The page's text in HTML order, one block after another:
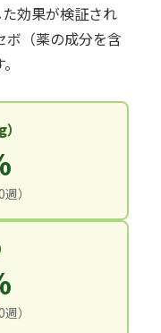
効果が検証され
ボ（薬の成分を含
）
）